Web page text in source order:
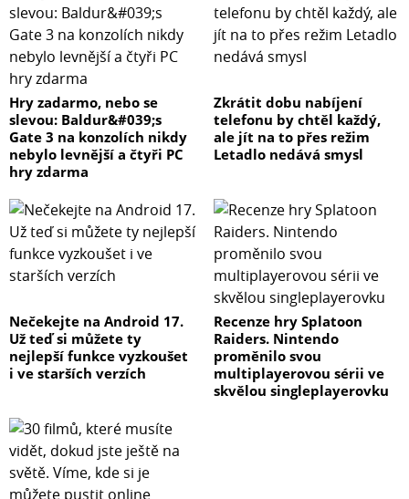
Hry zadarmo, nebo se
slevou: Baldur&#039;s
Gate 3 na konzolích nikdy
nebylo levnější a čtyři PC
hry zdarma
Zkrátit dobu nabíjení
telefonu by chtěl každý,
ale jít na to přes režim
Letadlo nedává smysl
Nečekejte na Android 17.
Už teď si můžete ty
nejlepší funkce vyzkoušet
i ve starších verzích
Recenze hry Splatoon
Raiders. Nintendo
proměnilo svou
multiplayerovou sérii ve
skvělou singleplayerovku